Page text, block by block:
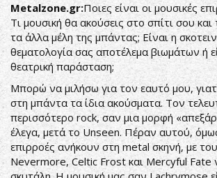
Metalzone.gr:Ποιες είναι οι μουσικές
Τι μουσική θα ακούσεις στο σπίτι σου
τα άλλα μέλη της μπάντας; Είναι η
θεματολογία σας αποτέλεμα βιωμάτων ή
θεατρική παράσταση;
Μπορώ να μιλήσω για τον εαυτό μου,
στη μπάντα τα ίδια ακούσματα. Τον
περισσότερο rock, σαν μια μορφή
έλεγα, μετά το Unseen. Πέραν αυτού,
επιρροές ανήκουν στη metal σκηνή, με
Nevermore, Celtic Frost και Mercyful Fate